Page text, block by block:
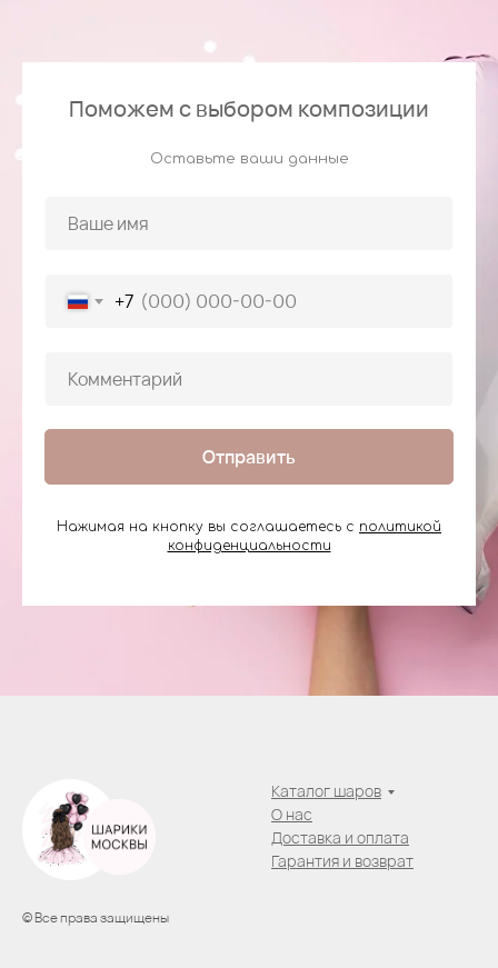
Поможем с выбором композиции
Оставьте ваши данные
+7
Отправить
Нажимая на кнопку вы соглашаетесь с политикой
конфиденциальности
© Все права защищены
Каталог шаров
О нас
Доставка и оплата
Гарантия и возврат